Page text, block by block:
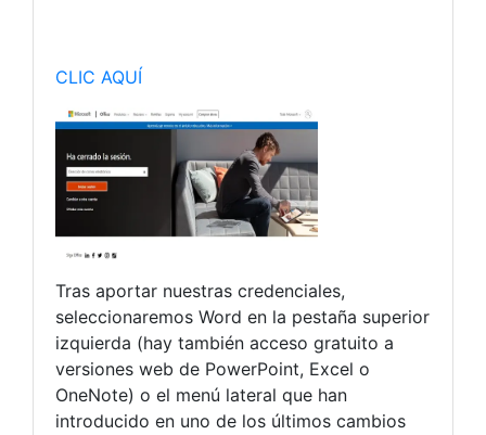
CLIC AQUÍ
Tras aportar nuestras credenciales,
seleccionaremos Word en la pestaña superior
izquierda (hay también acceso gratuito a
versiones web de PowerPoint, Excel o
OneNote) o el menú lateral que han
introducido en uno de los últimos cambios